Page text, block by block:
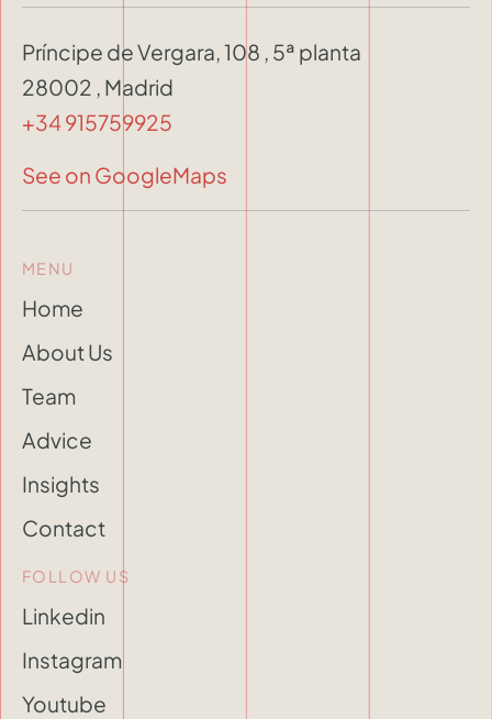
Príncipe de Vergara, 108 , 5ª planta
28002 , Madrid
+34 915759925
See on GoogleMaps
MENU
Home
About Us
Team
Advice
Insights
Contact
FOLLOW US
Linkedin
Instagram
Youtube